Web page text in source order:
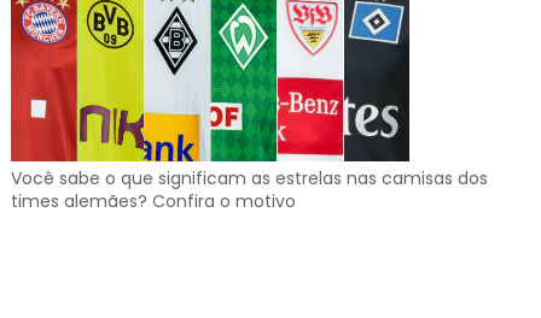
Você sabe o que significam as estrelas nas camisas dos
times alemães? Confira o motivo